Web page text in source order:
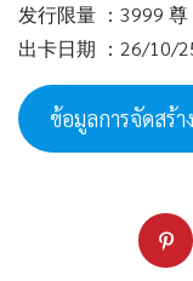
发行限量 ：3999 尊
出卡日期 ：26/10/
ข้อมูลการจัดสร้